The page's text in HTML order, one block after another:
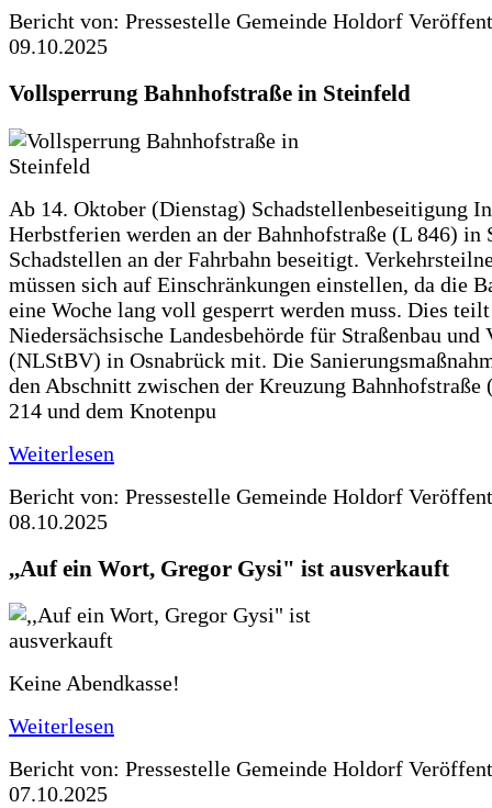
Bericht von: Pressestelle Gemeinde Holdorf
09.10.2025
Vollsperrung Bahnhofstraße in Steinfeld
Ab 14. Oktober (Dienstag) Schadstellenbeseitigung
Herbstferien werden an der Bahnhofstraße (L 846) in
Schadstellen an der Fahrbahn beseitigt.
müssen sich auf Einschränkungen einstellen, da die
eine Woche lang voll gesperrt werden muss. Dies
Niedersächsische Landesbehörde für Straßenbau und
(NLStBV) in Osnabrück mit. Die
den Abschnitt zwischen der Kreuzung Bahnhofstraße
214 und dem Knotenpu
Weiterlesen
Bericht von: Pressestelle Gemeinde Holdorf
08.10.2025
,,Auf ein Wort, Gregor Gysi" ist ausverkauft
Keine Abendkasse!
Weiterlesen
Bericht von: Pressestelle Gemeinde Holdorf
07.10.2025